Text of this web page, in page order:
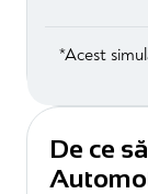
*Acest
De ce